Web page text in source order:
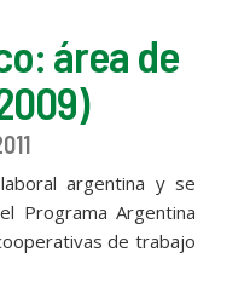
área de
argentina y se
Programa Argentina
de trabajo